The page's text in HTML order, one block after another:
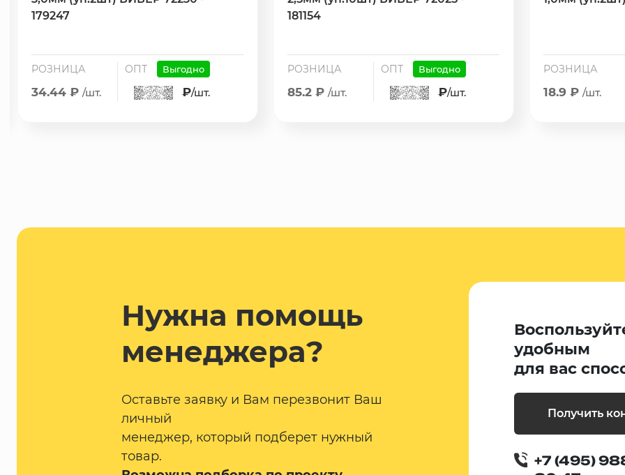
179247
РОЗНИЦА
34.44 ₽ /шт.
ОПТ Выгодно
₽/шт.
181154
РОЗНИЦА
85.2 ₽ /шт.
ОПТ Выгодно
₽/шт.
РОЗНИЦА
18.9 ₽ /шт.
Нужна помощь
менеджера?
Оставьте заявку и Вам перезвонит Ваш
личный
менеджер, который подберет нужный
товар.
удобным
для вас
Получить
+7 (495)